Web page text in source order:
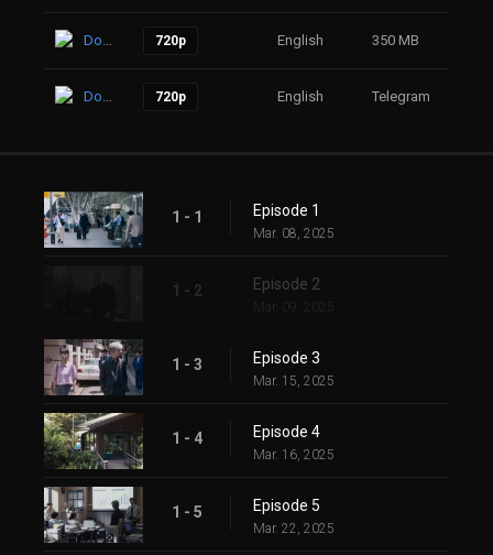
Download 720p English 350 MB
Download 720p English Telegram
1 - 1 Episode 1
Mar. 08, 2025
1 - 2 Episode 2
Mar. 09, 2025
1 - 3 Episode 3
Mar. 15, 2025
1 - 4 Episode 4
Mar. 16, 2025
1 - 5 Episode 5
Mar. 22, 2025